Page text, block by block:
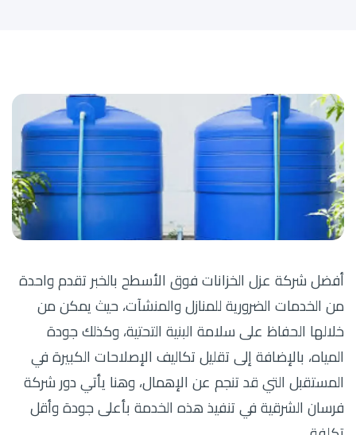
أفضل شركة عزل الخزانات فوق الأسطح بالخبر تقدم واحدة
من الخدمات الضرورية للمنازل والمنشآت، حيث يمكن من
خلالها الحفاظ على سلامة البنية التحتية، وكذلك جودة
المياه، بالإضافة إلى تقليل تكاليف الإصلاحات الكبيرة في
المستقبل التي قد تنجم عن الإهمال، وهنا يأتي دور شركة
فرسان الشرقية في تنفيذ هذه الخدمة بأعلى جودة وأقل